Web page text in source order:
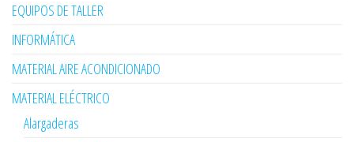
EQUIPOS DE TALLER
INFORMÁTICA
MATERIAL AIRE ACONDICIONADO
MATERIAL ELÉCTRICO
Alargaderas